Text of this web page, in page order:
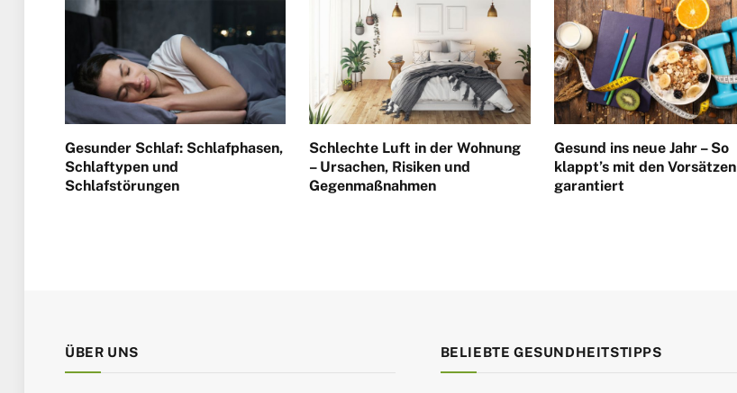
Gesunder Schlaf: Schlafphasen,
Schlaftypen und
Schlafstörungen
Schlechte Luft in der Wohnung
– Ursachen, Risiken und
Gegenmaßnahmen
Gesund ins neue Jahr – So
klappt’s mit den Vorsätzen
garantiert
ÜBER UNS BELIEBTE GESUNDHEITSTIPPS